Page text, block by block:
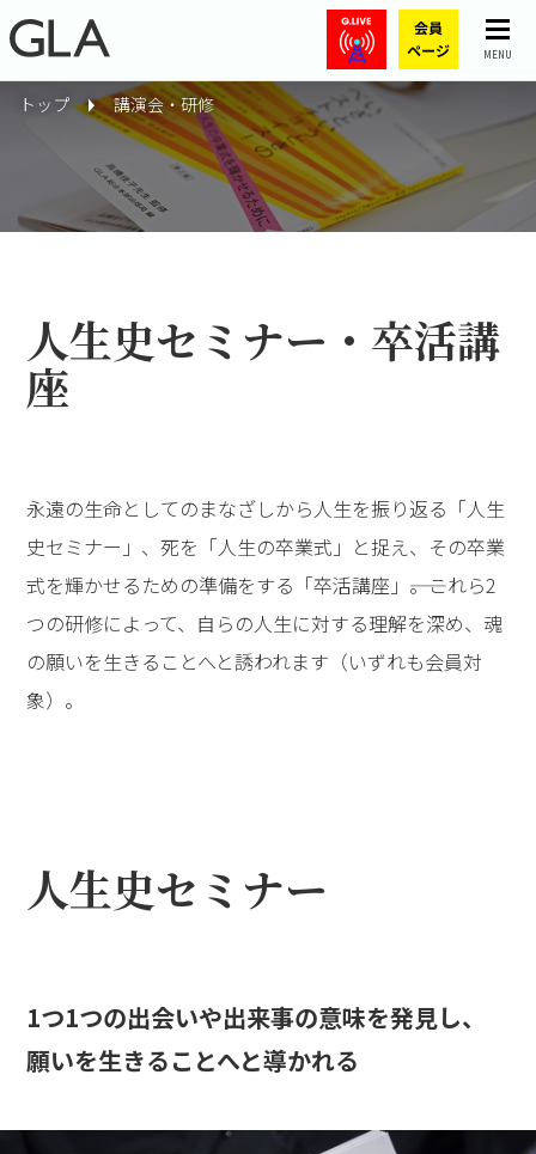
MENU
トップ 講演会・研修
人生史セミナー・卒活講
座
永遠の生命としてのまなざしから人生を振り返る「人生
史セミナー」、死を「人生の卒業式」と捉え、その卒業
式を輝かせるための準備をする「卒活講座」――。これら2
つの研修によって、自らの人生に対する理解を深め、魂
の願いを生きることへと誘われます（いずれも会員対
象）。
人生史セミナー
1つ1つの出会いや出来事の意味を発見し、
願いを生きることへと導かれる